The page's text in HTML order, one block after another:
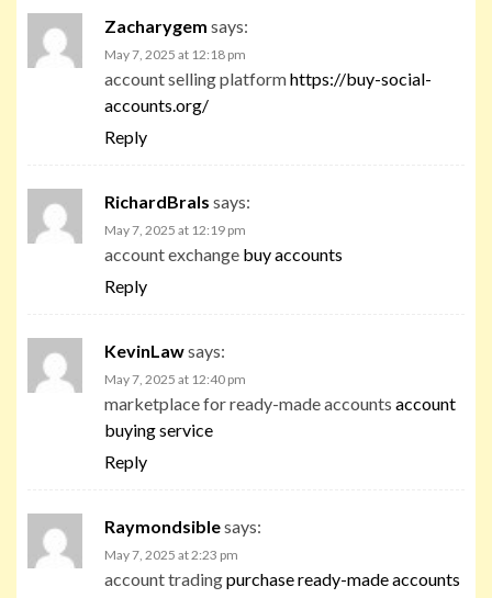
Zacharygem says:
May 7, 2025 at 12:18 pm
account selling platformhttps://buy-social-
accounts.org/
Reply
RichardBrals says:
May 7, 2025 at 12:19 pm
account exchange buy accounts
Reply
KevinLawsays:
May 7, 2025 at 12:40 pm
marketplace for ready-made accounts account
buying service
Reply
Raymondsiblesays:
May 7, 2025 at 2:23 pm
account tradingpurchase ready-made accounts